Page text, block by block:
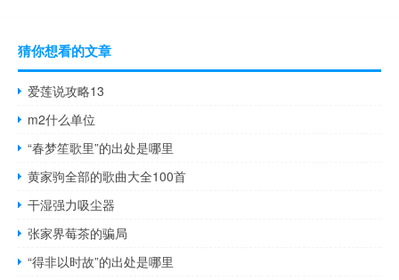
猜你想看的文章
爱莲说攻略13
m2什么单位
“春梦笙歌里”的出处是哪里
黄家驹全部的歌曲大全100首
干湿强力吸尘器
张家界莓茶的骗局
“得非以时故”的出处是哪里